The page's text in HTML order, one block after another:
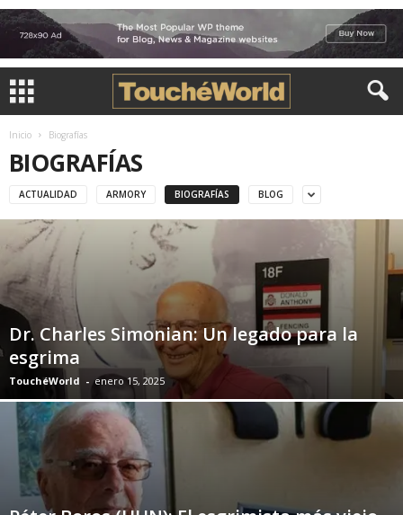
Inicio Biografías
BIOGRAFÍAS
ACTUALIDAD ARMORY BIOGRAFÍAS BLOG
Dr. Charles Simonian: Un legado para la
esgrima
TouchéWorld - enero 15, 2025